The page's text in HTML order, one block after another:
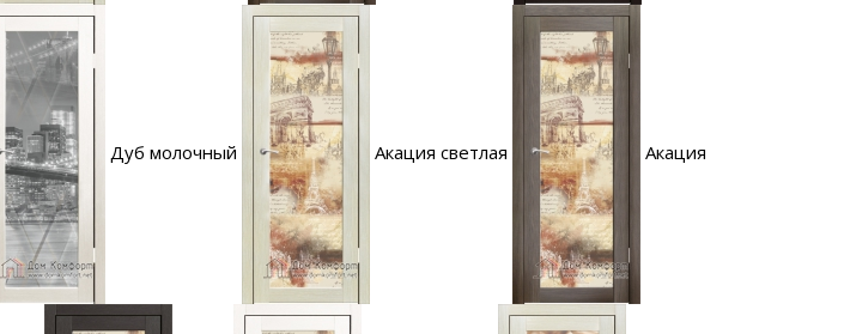
Дуб молочный Акация светлая Акация